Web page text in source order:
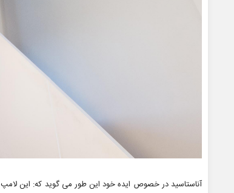
آناستاسید در خصوص ایده خود این طور می گوید که: این